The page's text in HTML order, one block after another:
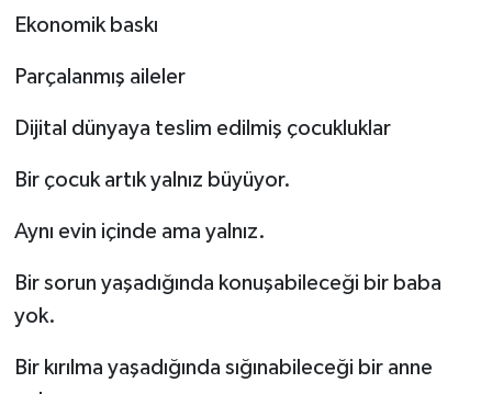
Ekonomik baskı
Parçalanmış aileler
Dijital dünyaya teslim edilmiş çocukluklar
Bir çocuk artık yalnız büyüyor.
Aynı evin içinde ama yalnız.
Bir sorun yaşadığında konuşabileceği bir baba
yok.
Bir kırılma yaşadığında sığınabileceği bir anne